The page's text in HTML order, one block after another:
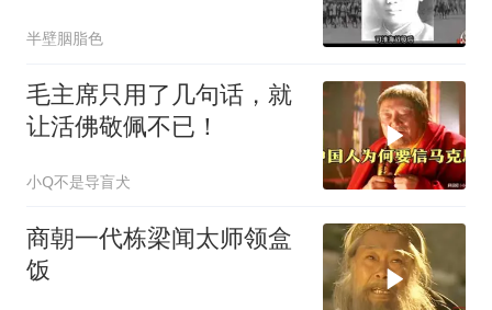
半壁胭脂色
毛主席只用了几句话，就
让活佛敬佩不已！
小Q不是导盲犬
商朝一代栋梁闻太师领盒
饭